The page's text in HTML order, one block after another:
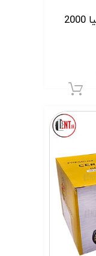
لنت ترمز جلو سیتروئن زانتیا 2000